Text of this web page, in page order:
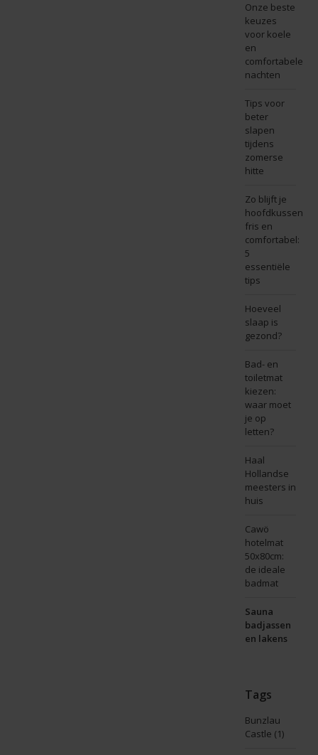
Onze beste
keuzes
voor koele
en
comfortabele
nachten
Tips voor
beter
slapen
tijdens
zomerse
hitte
Zo blijft je
hoofdkussen
fris en
comfortabel:
5
essentiële
tips
Hoeveel
slaap is
gezond?
Bad- en
toiletmat
kiezen:
waar moet
je op
letten?
Haal
Hollandse
meesters in
huis
Cawö
hotelmat
50x80cm:
de ideale
badmat
Sauna
badjassen
en lakens
Tags
Bunzlau
Castle (1)